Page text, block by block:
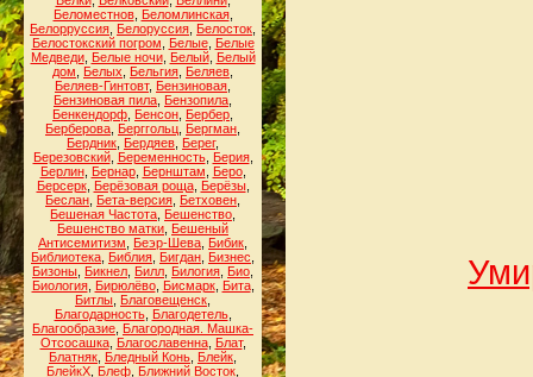
Беломестнов, Беломлинская,
Белорруссия Белоруссия Белосток
Белостокский погром
Белые, Белые
Медведи, Белые ночи, Белый, Белый
дом
Белых Бельгия Беляев
Беляев-Гинтовт, Бензиновая
Бензиновая пила Бензопила
Бенкендорф Бенсон Бербер
Берберова Берггольц Бергман
Бердник Бердяев Берег,
Березовский, Беременность, Берия,
Берлин, Бернар, Бернштам Беро,
Берсерк, Берёзовая роща, Берёзы,
Беслан Бета-версия Бетховен
Бешеная Частота Бешенство
Бешенство матки Бешеный
Антисемитизм
Беэр-Шева Бибик
Библиотека Библия Бигдан Бизнес
Бизоны Бикнел Билл Билогия Био
Биология, Бирюлёво, Бисмарк, Бита,
Битлы Благовещенск
Благодарность, Благодетель,
Благообразие Благородная. Машка-
Отсосашка, Благославенна, Блат,
Блатняк Бледный Конь Блейк
БлейкХ Блеф Ближний Восток